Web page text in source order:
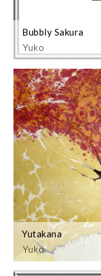
Yuko
Bubbly Sakura
Yuko
Yutakana